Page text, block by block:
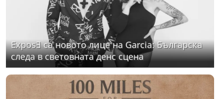
ExposƎ са новото лице на Garcia: Българска
следа в световната денс сцена